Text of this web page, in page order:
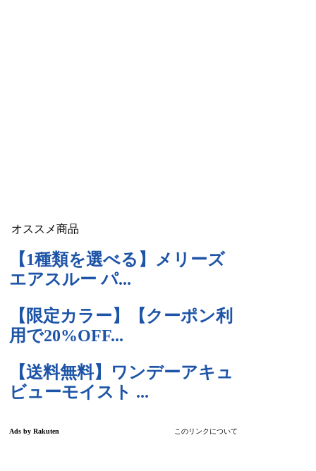
オススメ商品